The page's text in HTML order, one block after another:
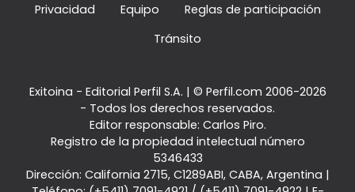
Privacidad
Equipo
Reglas de participación
Tránsito
Exitoina - Editorial Perfil S.A. | © Perfil.com 2006-2026
- Todos los derechos reservados.
Editor responsable: Carlos Piro.
Registro de la propiedad intelectual número
5346433
Dirección: California 2715, C1289ABI, CABA, Argentina |